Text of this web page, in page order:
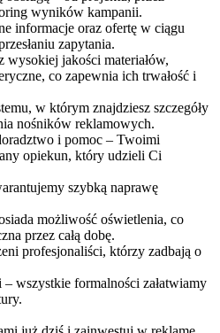
wyników kampanii.
informacje oraz ofertę w ciągu
zapytania.
wysokiej jakości materiałów,
co zapewnia ich trwałość i
w którym znajdziesz szczegóły
nośników reklamowych.
i pomoc – Twoimi
opiekun, który udzieli Ci
szybką naprawę
możliwość oświetlenia, co
przez całą dobę.
profesjonaliści, którzy zadbają o
wszystkie formalności załatwiamy